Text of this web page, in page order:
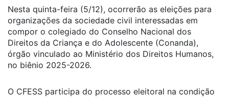
Nesta quinta-feira (5/12), ocorrerão as eleições para
organizações da sociedade civil interessadas em
compor o colegiado do Conselho Nacional dos
Direitos da Criança e do Adolescente (Conanda),
órgão vinculado ao Ministério dos Direitos Humanos,
no biênio 2025-2026.
O CFESS participa do processo eleitoral na condição